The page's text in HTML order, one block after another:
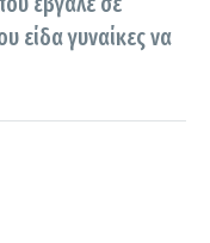
είδα γυναίκες να